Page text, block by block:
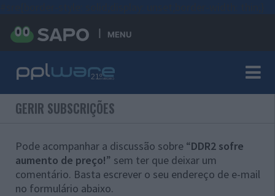
MENU
GERIR SUBSCRIÇÕES
Pode acompanhar a discussão sobre “DDR2 sofre
aumento de preço!” sem ter que deixar um
comentário. Basta escrever o seu endereço de e-mail
no formulário abaixo.